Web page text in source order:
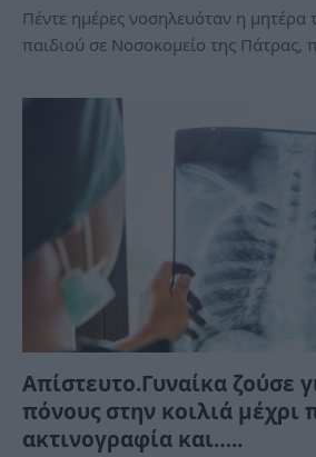
Πέντε ημέρες νοσηλευόταν η μητέρα
παιδιού σε Νοσοκομείο της Πάτρας,
Απίστευτο.Γυναίκα ζούσε
πόνους στην κοιλιά μέχρι
ακτινογραφία και…..